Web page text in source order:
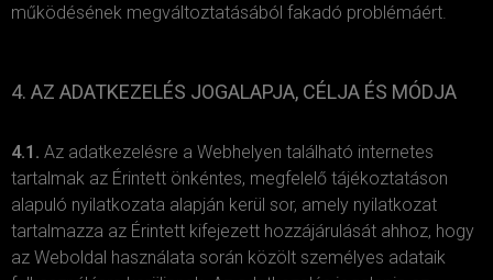
működésének megváltoztatásából fakadó problémáért.
4. AZ ADATKEZELÉS JOGALAPJA, CÉLJA ÉS MÓDJA
4.1. Az adatkezelésre a Webhelyen található internetes
tartalmak az Érintett önkéntes, megfelelő tájékoztatáson
alapuló nyilatkozata alapján kerül sor, amely nyilatkozat
tartalmazza az Érintett kifejezett hozzájárulását ahhoz, hogy
az Weboldal használata során közölt személyes adataik